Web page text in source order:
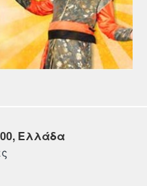
00, Ελλάδα